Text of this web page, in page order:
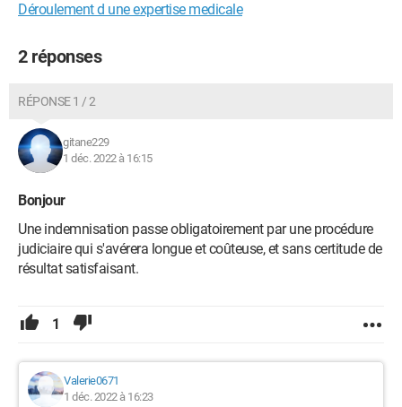
Déroulement d une expertise medicale
2 réponses
RÉPONSE 1 / 2
gitane229
1 déc. 2022 à 16:15
Bonjour
Une indemnisation passe obligatoirement par une procédure
judiciaire qui s'avérera longue et coûteuse, et sans certitude de
résultat satisfaisant.
1
Valerie0671
1 déc. 2022 à 16:23